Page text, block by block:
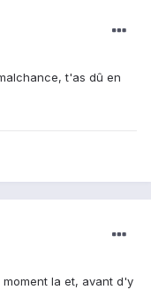
t'as dû en
la et, avant d'y